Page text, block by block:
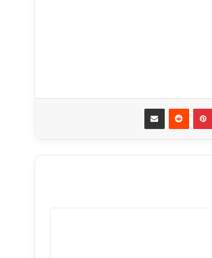
بينتيريست
‏Reddit مشاركة عبر البريد